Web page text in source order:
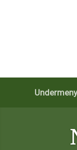
Undermeny